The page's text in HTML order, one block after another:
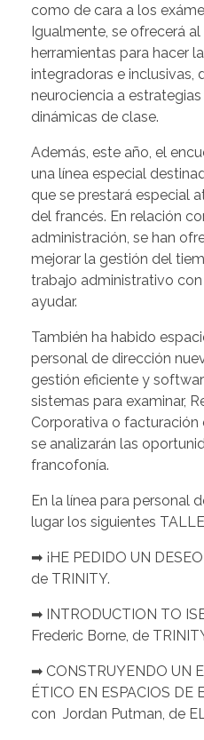
como de cara a los
Igualmente, se ofrecerá
herramientas para hacer
integradoras e inclusivas,
neurociencia a
dinámicas de clase.
Además, este año, el
una línea especial
que se prestará especial
del francés. En relación
administración, se han
mejorar la gestión del
trabajo administrativo con
ayudar.
También ha habido
personal de dirección
gestión eficiente y
sistemas para examinar,
Corporativa o facturación
se analizarán las
francofonía.
En la línea para personal
lugar los siguientes
➡ ¡HE PEDIDO UN
de TRINITY.
➡ INTRODUCTION TO
Frederic Borne, de
➡ CONSTRUYENDO UN
ÉTICO EN ESPACIOS DE
con Jordan Putman, de